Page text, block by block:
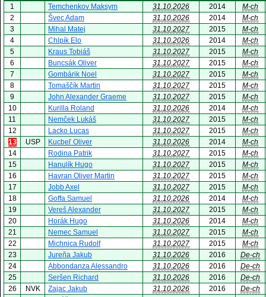
1
Temchenkov Maksym 31.10.2026 2014
M-ch
2
Švec Adam 31.10.2026 2014
M-ch
3
Mihal Matej 31.10.2027 2015
M-ch
4
Chlpík Elo 31.10.2026 2014
M-ch
5
Kraus Tobiáš 31.10.2027 2015
M-ch
6
Buncsák Oliver 31.10.2027 2015
M-ch
7
Gombárik Noel 31.10.2027 2015
M-ch
8
Tomaščík Martin 31.10.2027 2015
M-ch
9
John Alexander Graeme 31.10.2027 2015
M-ch
10
Kurilla Roland 31.10.2026 2014
M-ch
11
Nemček Lukáš 31.10.2027 2015
M-ch
12
Lacko Lucas 31.10.2027 2015
M-ch
13
USP Kucbeľ Oliver 31.10.2026 2014
M-ch
14
Rodina Patrik 31.10.2027 2015
M-ch
15
Hanulík Hugo 31.10.2027 2015
M-ch
16
Havran Oliver Martin 31.10.2027 2015
M-ch
17
Jobb Axel 31.10.2027 2015
M-ch
18
Goffa Samuel 31.10.2026 2014
M-ch
19
Vereš Alexander 31.10.2027 2015
M-ch
20
Horák Hugo 31.10.2026 2014
M-ch
21
Nemec Samuel 31.10.2027 2015
M-ch
22
Michnica Rudolf 31.10.2027 2015
M-ch
23
Jureňa Jakub 31.10.2026 2016
De-ch
24
Abbondanza Alessandro 31.10.2026 2016
De-ch
25
Seršen Richard 31.10.2026 2016
De-ch
26
NVK Zajac Jakub 31.10.2026 2016
De-ch